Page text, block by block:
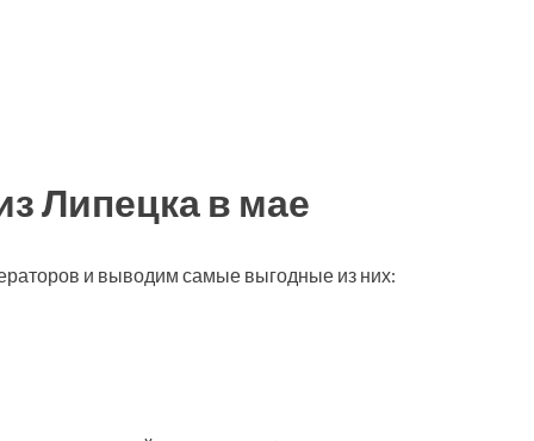
Липецка в мае
и выводим самые выгодные из них: